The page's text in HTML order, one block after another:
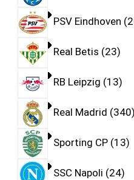
PSV Eindhoven
Real Betis 23
RB Leipzig 13
Real Madrid 340
Sporting CP 13
SSC Napoli 24